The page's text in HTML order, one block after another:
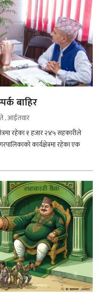
बाहिर
, आईतवार
रहेका १ हजार २४५ सहकारीले
कार्यक्षेत्रमा रहेका एक